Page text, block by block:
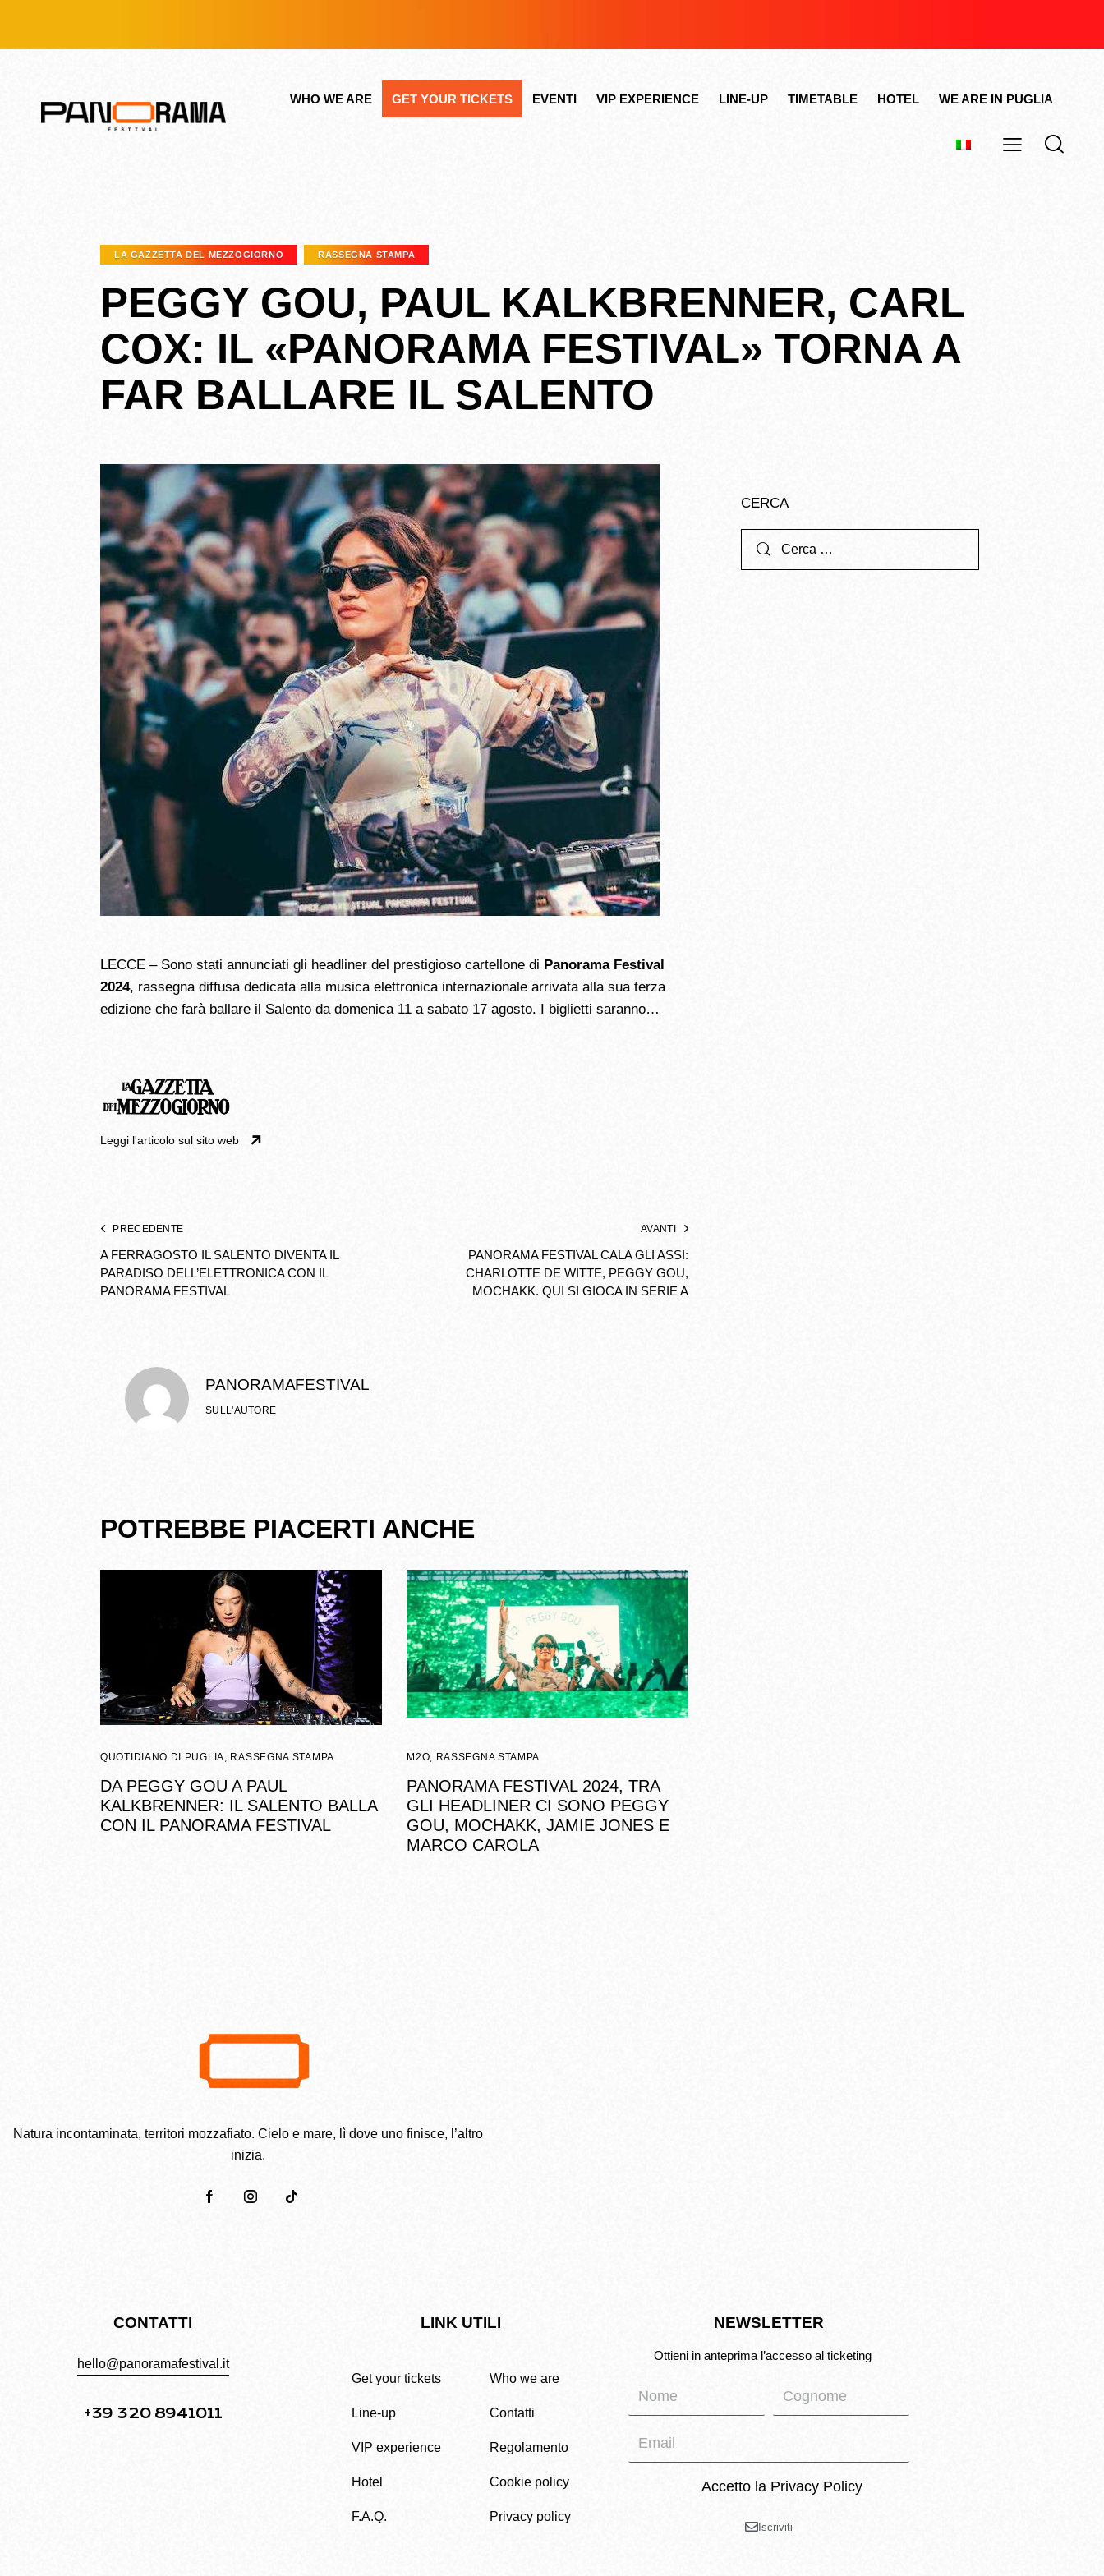
WHO WE ARE GET YOUR TICKETS EVENTI VIP EXPERIENCE LINE-UP TIMETABLE HOTEL WE ARE IN PUGLIA
LA GAZZETTA DEL MEZZOGIORNO RASSEGNA STAMPA
PEGGY GOU, PAUL KALKBRENNER, CARL
COX: IL «PANORAMA FESTIVAL» TORNA A
FAR BALLARE IL SALENTO
LECCE – Sono stati annunciati gli headliner del prestigioso cartellone di Panorama Festival
2024, rassegna diffusa dedicata alla musica elettronica internazionale arrivata alla sua terza
edizione che farà ballare il Salento da domenica 11 a sabato 17 agosto. I biglietti saranno…
Leggi l'articolo sul sito web
PRECEDENTE
A FERRAGOSTO IL SALENTO DIVENTA IL
PARADISO DELL’ELETTRONICA CON IL
PANORAMA FESTIVAL
AVANTI
PANORAMA FESTIVAL CALA GLI ASSI:
CHARLOTTE DE WITTE, PEGGY GOU,
MOCHAKK. QUI SI GIOCA IN SERIE A
PANORAMA FESTIVAL
SULL'AUTORE
POTREBBE PIACERTI ANCHE
QUOTIDIANO DI PUGLIA, RASSEGNA STAMPA
DA PEGGY GOU A PAUL
KALKBRENNER: IL SALENTO BALLA
CON IL PANORAMA FESTIVAL
M2O, RASSEGNA STAMPA
PANORAMA FESTIVAL 2024, TRA
GLI HEADLINER CI SONO PEGGY
GOU, MOCHAKK, JAMIE JONES E
MARCO CAROLA
CERCA
Natura incontaminata, territori mozzafiato. Cielo e mare, lì dove uno finisce, l’altro
inizia.
CONTATTI
hello@panoramafestival.it
+39 320 8941011
LINK UTILI
Get your tickets
Line-up
VIP experience
Hotel
F.A.Q.
Who we are
Contatti
Regolamento
Cookie policy
Privacy policy
NEWSLETTER
Ottieni in anteprima l’accesso al ticketing
Accetto la Privacy Policy
Iscriviti